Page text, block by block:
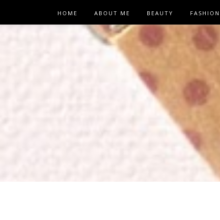
HOME ABOUT ME BEAUTY FASHION